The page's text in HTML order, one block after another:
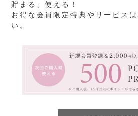
貯まる、使える！
お得な会員限定特典やサービスは
い。